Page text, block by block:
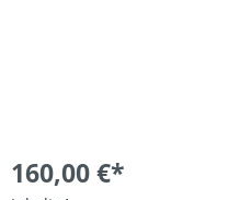
160,00 €*